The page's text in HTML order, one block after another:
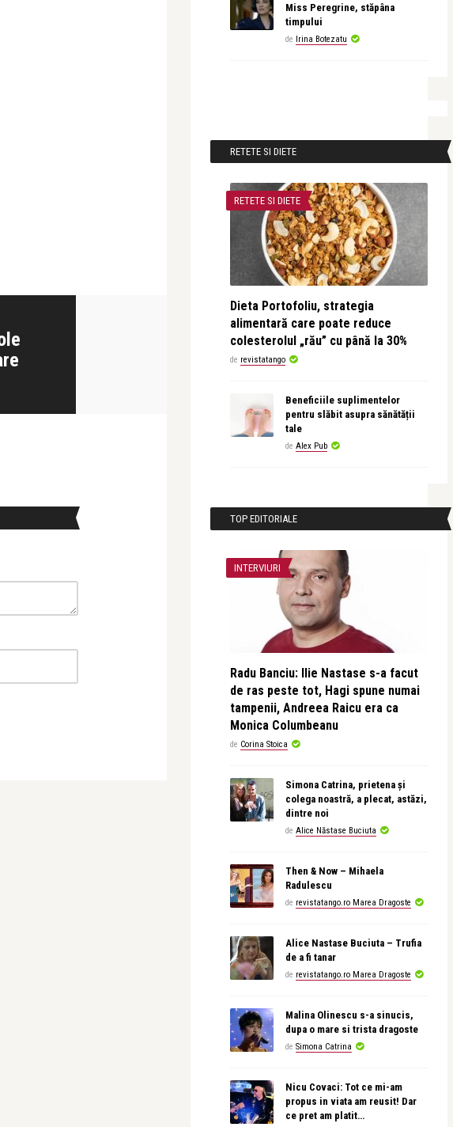
Buciuta
Fiecare clipă oprită într-
Alice Năstase Buciuta
Dove au
Miss Peregrine, stăpâna
timpului
de Irina Botezatu
RETETE SI DIETE
RETETE SI DIETE
Dieta Portofoliu, strategia
alimentară care poate reduce
colesterolul „rău” cu până la 30%
de revistatango
Beneficiile suplimentelor
pentru slăbit asupra sănătății
tale
de Alex Pub
TOP EDITORIALE
INTERVIURI
Radu Banciu: Ilie Nastase s-a facut
de ras peste tot, Hagi spune numai
tampenii, Andreea Raicu era ca
Monica Columbeanu
de Corina Stoica
Simona Catrina, prietena și
colega noastră, a plecat, astăzi,
dintre noi
de Alice Năstase Buciuta
Then & Now – Mihaela
Radulescu
de revistatango.ro Marea Dragoste
Alice Nastase Buciuta – Trufia
de a fi tanar
de revistatango.ro Marea Dragoste
Malina Olinescu s-a sinucis,
dupa o mare si trista dragoste
de Simona Catrina
Nicu Covaci: Tot ce mi-am
propus in viata am reusit! Dar
ce pret am platit…